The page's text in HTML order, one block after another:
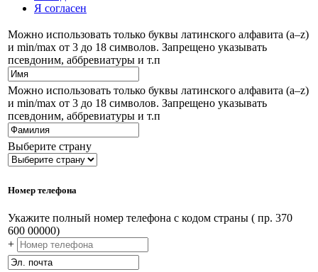
Я согласен
Можно использовать только буквы латинского алфавита (a–z)
и min/max от 3 до 18 символов. Запрещено указывать
псевдоним, аббревиатуры и т.п
Можно использовать только буквы латинского алфавита (a–z)
и min/max от 3 до 18 символов. Запрещено указывать
псевдоним, аббревиатуры и т.п
Выберите страну
Номер телефона
Укажите полный номер телефона с кодом страны ( пр. 370
600 00000)
+